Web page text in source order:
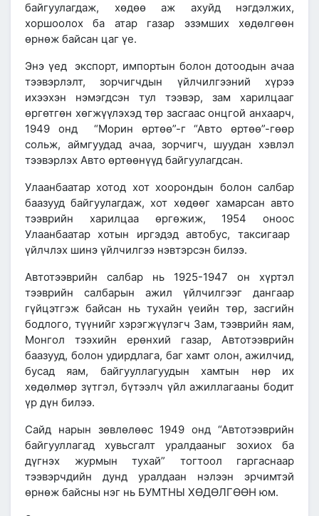
байгуулагдаж, хөдөө аж ахуйд нэгдэлжих,
хоршоолох ба атар газар эзэмших хөдөлгөөн
өрнөж байсан цаг үе.
Энэ үед экспорт, импортын болон дотоодын ачаа
тээвэрлэлт, зорчигчдын үйлчилгээний хүрээ
ихээхэн нэмэгдсэн тул тээвэр, зам харилцааг
өргөтгөн хөгжүүлэхэд төр засгаас онцгой анхаарч,
1949 онд“Морин өртөө”-г “Авто өртөө”-гөөр
сольж, аймгуудад ачаа, зорчигч, шуудан хэвлэл
тээвэрлэх Авто өртөөнүүд байгуулагдсан.
Улаанбаатар хотод хот хоорондын болон салбар
баазууд байгуулагдаж, хот хөдөөг хамарсан авто
тээврийн харилцаа өргөжиж, 1954 оноос
Улаанбаатар хотын иргэдэд автобус, таксигаар
үйлчлэх шинэ үйлчилгээ нэвтэрсэн билээ.
Автотээврийн салбар нь 1925-1947 он хүртэл
тээврийн салбарын ажил үйлчилгээг дангаар
гүйцэтгэж байсан нь тухайн үеийн төр, засгийн
бодлого, түүнийг хэрэгжүүлэгч Зам, тээврийн яам,
Монгол тээхийн ерөнхий газар, Автотээврийн
баазууд, болон удирдлага, баг хамт олон, ажилчид,
бусад яам, байгууллагуудын хамтын нөр их
хөдөлмөр зүтгэл, бүтээлч үйл ажиллагааны бодит
үр дүн билээ.
Сайд нарын зөвлөлөөс 1949 онд “Автотээврийн
байгууллагад хувьсгалт уралдааныг зохиох ба
дүгнэх журмын тухай” тогтоол гаргаснаар
тээвэрчдийн дунд уралдаан нэлээн эрчимтэй
өрнөж байсны нэг нь БУМТНЫ ХӨДӨЛГӨӨН юм.